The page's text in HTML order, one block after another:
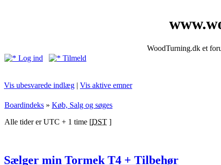
WoodTurning.dk et
Log ind
Tilmeld
Vis ubesvarede indlæg | Vis aktive emner
Boardindeks » Køb, Salg og søges
Alle tider er UTC + 1 time [DST ]
Sælger min Tormek T4 + Tilbehør